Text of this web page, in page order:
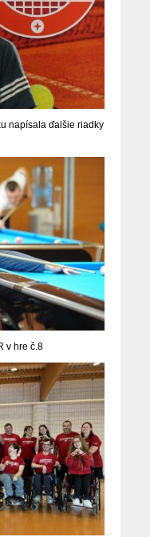
napísala ďalšie riadky
v hre č.8